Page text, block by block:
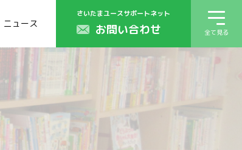
ニュース
さいたまユースサポートネット
お問い合わせ 全て見る